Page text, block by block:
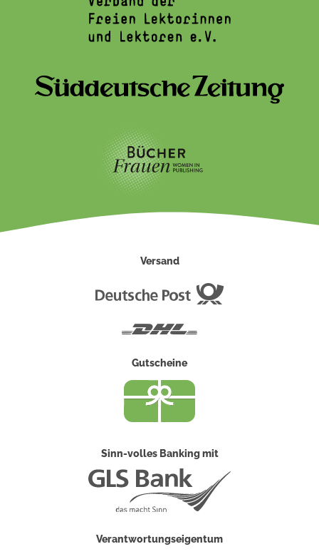
Versand
Gutscheine
Sinn-volles Banking mit
Verantwortungseigentum